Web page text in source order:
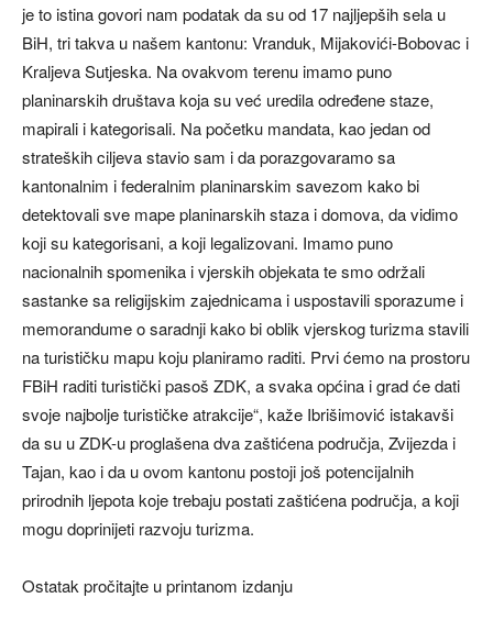
je to istina govori nam podatak da su od 17 najljepših sela u
BiH, tri takva u našem kantonu: Vranduk, Mijakovići-Bobovac i
Kraljeva Sutjeska. Na ovakvom terenu imamo puno
planinarskih društava koja su već uredila određene staze,
mapirali i kategorisali. Na početku mandata, kao jedan od
strateških ciljeva stavio sam i da porazgovaramo sa
kantonalnim i federalnim planinarskim savezom kako bi
detektovali sve mape planinarskih staza i domova, da vidimo
koji su kategorisani, a koji legalizovani. Imamo puno
nacionalnih spomenika i vjerskih objekata te smo održali
sastanke sa religijskim zajednicama i uspostavili sporazume i
memorandume o saradnji kako bi oblik vjerskog turizma stavili
na turističku mapu koju planiramo raditi. Prvi ćemo na prostoru
FBiH raditi turistički pasoš ZDK, a svaka općina i grad će dati
svoje najbolje turističke atrakcije“, kaže Ibrišimović istakavši
da su u ZDK-u proglašena dva zaštićena područja, Zvijezda i
Tajan, kao i da u ovom kantonu postoji još potencijalnih
prirodnih ljepota koje trebaju postati zaštićena područja, a koji
mogu doprinijeti razvoju turizma.
Ostatak pročitajte u printanom izdanju